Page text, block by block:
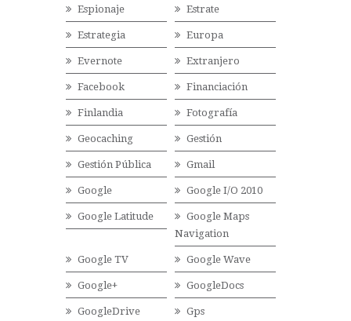
Espionaje Estrate
Estrategia Europa
Evernote Extranjero
Facebook Financiación
Finlandia Fotografía
Geocaching Gestión
Gestión Pública Gmail
Google Google I/O 2010
Google Latitude
Google Maps
Navigation
Google TV Google Wave
Google+ GoogleDocs
GoogleDrive Gps